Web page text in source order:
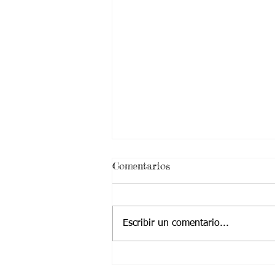
Comentarios
Escribir un comentario...